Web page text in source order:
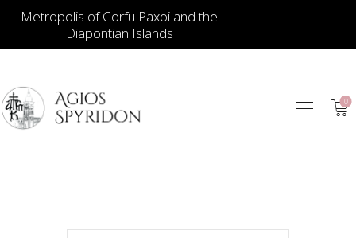
Metropolis of Corfu Paxoi and the
Diapontian Islands
0
ДЛЯ ЦЕРКВИ